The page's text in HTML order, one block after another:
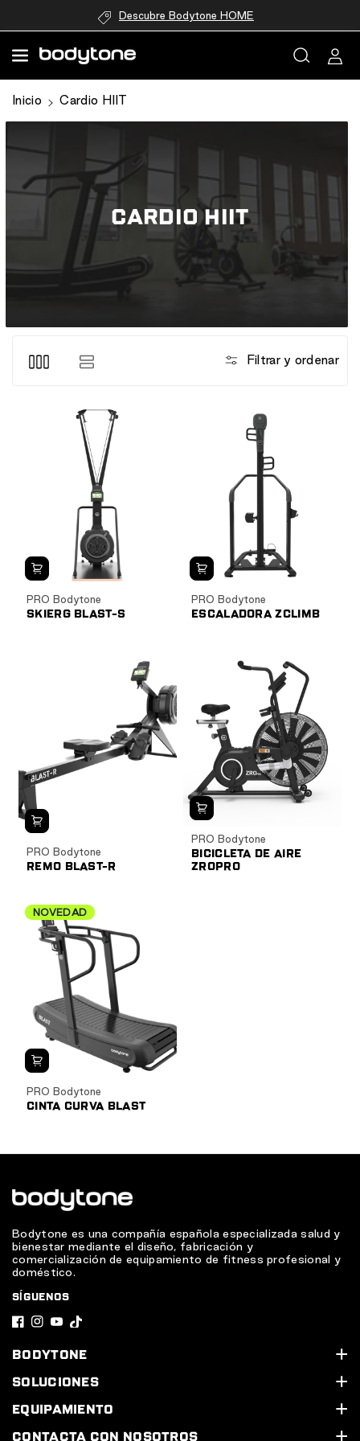
al contenido
Descubre Bodytone HOME
Inicio Cardio HIIT
CARDIO HIIT
Filtrar y ordenar
PRO Bodytone
SKIERG BLAST-S
PRO Bodytone
ESCALADORA ZCLIMB
PRO Bodytone
REMO BLAST-R
PRO Bodytone
BICICLETA DE AIRE
ZROPRO
NOVEDAD
PRO Bodytone
CINTA CURVA BLAST
Bodytone es una compañía española especializada salud y
bienestar mediante el diseño, fabricación y
comercialización de equipamiento de fitness profesional y
doméstico.
SÍGUENOS
F
a
c
I
n
s
o
u
T
i
k
BODYTONE
Quiénes somos
Soporte Técnico
Contacta con nosotros
SOLUCIONES
Nuestros servicios
Equipa tu gimnasio
EQUIPAMIENTO
Línea Cardio
CONTACTA CON NOSOTROS